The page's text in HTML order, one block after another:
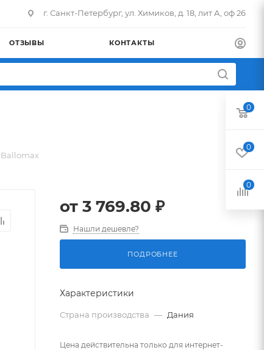
г. Санкт-Петербург, ул. Химиков, д. 18, лит А, оф 26
ОТЗЫВЫ КОНТАКТЫ
от 3 769.80 ₽
Нашли дешевле?
ПОДРОБНЕЕ
Характеристики
Страна производства — Дания
Цена действительна только для интернет-
0
0
0